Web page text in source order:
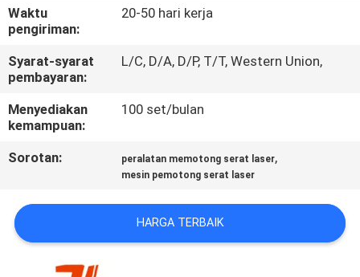
BERITA
LARUTAN
SITEMAP
PRIVACY
Waktu
pengiriman:
20-50 hari kerja
Syarat-syarat
pembayaran:
L/C, D/A, D/P, T/T, Western Union,
Menyediakan
kemampuan:
100 set/bulan
Sorotan: peralatan memotong serat laser,
mesin pemotong serat laser
HARGA TERBAIK